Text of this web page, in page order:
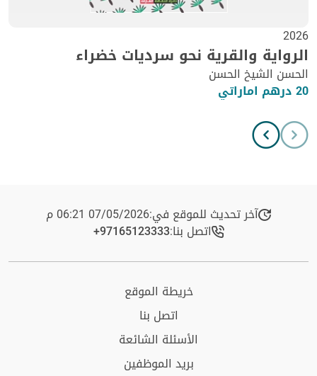
2026
الرواية والقرية نحو سرديات خضراء
الحسن الشيخ الحسن
20 درهم اماراتي
آخر تحديث للموقع في:07/05/2026 06:21 م
اتصل بنا:+97165123333​
خريطة الموقع
اتصل بنا
الأسئلة الشائعة
بريد الموظفين